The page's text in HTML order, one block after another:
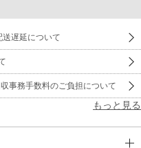
送遅延について
事務手数料のご負担について
もっと見る